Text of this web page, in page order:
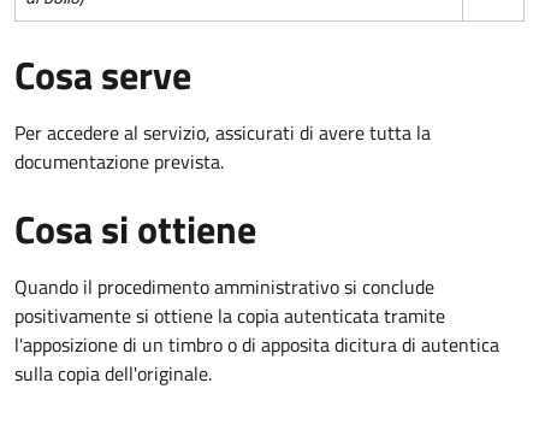
Cosa serve
Per accedere al servizio, assicurati di avere tutta la
documentazione prevista.
Cosa si ottiene
Quando il procedimento amministrativo si conclude
positivamente si ottiene la copia autenticata tramite
l'apposizione di un timbro o di apposita dicitura di autentica
sulla copia dell'originale.